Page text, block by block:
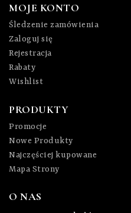
MOJE KONTO
Śledzenie zamówienia
Zaloguj się
Rejestracja
Rabaty
Wishlist
PRODUKTY
Promocje
Nowe Produkty
Najczęściej kupowane
Mapa Strony
O NAS